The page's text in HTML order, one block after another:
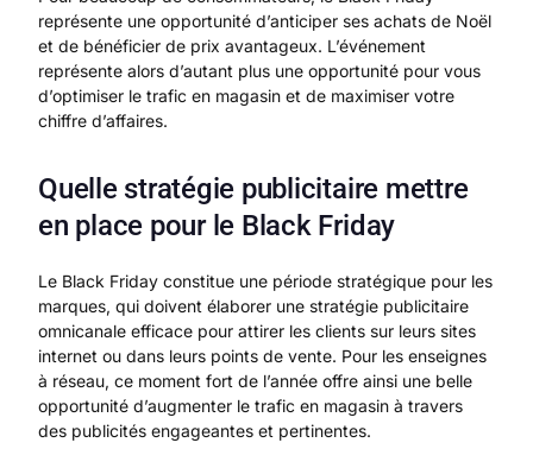
représente une opportunité d’anticiper ses achats de Noël
et de bénéficier de prix avantageux. L’événement
représente alors d’autant plus une opportunité pour vous
d’optimiser le trafic en magasin et de maximiser votre
chiffre d’affaires.
Quelle stratégie publicitaire mettre
en place pour le Black Friday
Le Black Friday constitue une période stratégique pour les
marques, qui doivent élaborer une stratégie publicitaire
omnicanale efficace pour attirer les clients sur leurs sites
internet ou dans leurs points de vente. Pour les enseignes
à réseau, ce moment fort de l’année offre ainsi une belle
opportunité d’augmenter le trafic en magasin à travers
des publicités engageantes et pertinentes.